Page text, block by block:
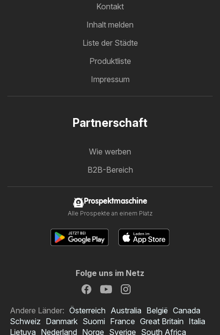
Kontakt
Inhalt melden
Liste der Städte
Produktliste
Impressum
Partnerschaft
Wie werben
B2B-Bereich
Prospektmaschine
Alle Prospekte an einem Platz
Folge uns im Netz
Andere Länder: Österreich Australia België Canada
Schweiz Danmark Suomi France Great Britain Italia
Lietuva Nederland Norge Sverige South Africa